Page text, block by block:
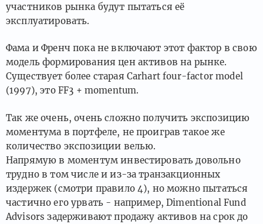
участников рынка будут пытаться её
эксплуатировать.
Фама и Френч пока не включают этот фактор в свою
модель формирования цен активов на рынке.
Существует более старая Carhart four-factor model
(1997), это FF3 + momentum.
Так же очень, очень сложно получить экспозицию
моментума в портфеле, не проиграв такое же
количество экспозиции велью.
Напрямую в моментум инвестировать довольно
трудно в том числе и из-за транзакционных
издержек (смотри правило 4), но можно пытаться
частично его урвать - например, Dimentional Fund
Advisors задерживают продажу активов на срок до